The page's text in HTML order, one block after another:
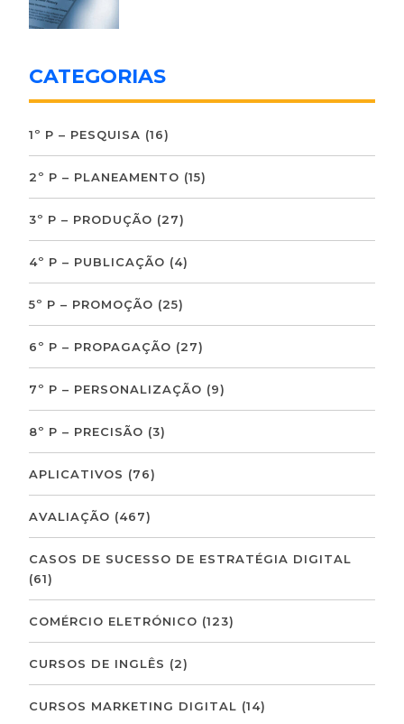
CATEGORIAS
1º P – PESQUISA (16)
2º P – PLANEAMENTO (15)
3º P – PRODUÇÃO (27)
4º P – PUBLICAÇÃO (4)
5º P – PROMOÇÃO (25)
6º P – PROPAGAÇÃO (27)
7º P – PERSONALIZAÇÃO (9)
8º P – PRECISÃO (3)
APLICATIVOS (76)
AVALIAÇÃO (467)
CASOS DE SUCESSO DE ESTRATÉGIA DIGITAL
(61)
COMÉRCIO ELETRÓNICO (123)
CURSOS DE INGLÊS (2)
CURSOS MARKETING DIGITAL (14)